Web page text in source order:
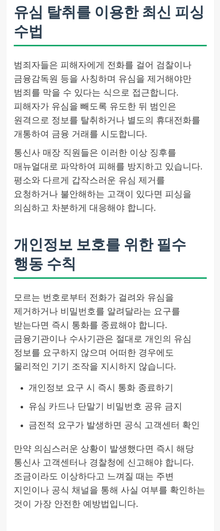
유심 탈취를 이용한 최신 피싱
수법
범죄자들은 피해자에게 전화를 걸어 검찰이나
금융감독원 등을 사칭하며 유심을 제거해야만
범죄를 막을 수 있다는 식으로 접근합니다.
피해자가 유심을 빼도록 유도한 뒤 범인은
원격으로 정보를 탈취하거나 별도의 휴대전화를
개통하여 금융 거래를 시도합니다.
통신사 매장 직원들은 이러한 이상 징후를
매뉴얼대로 파악하여 피해를 방지하고 있습니다.
평소와 다르게 갑작스러운 유심 제거를
요청하거나 불안해하는 고객이 있다면 피싱을
의심하고 차분하게 대응해야 합니다.
개인정보 보호를 위한 필수
행동 수칙
모르는 번호로부터 전화가 걸려와 유심을
제거하거나 비밀번호를 알려달라는 요구를
받는다면 즉시 통화를 종료해야 합니다.
금융기관이나 수사기관은 절대로 개인의 유심
정보를 요구하지 않으며 어떠한 경우에도
물리적인 기기 조작을 지시하지 않습니다.
개인정보 요구 시 즉시 통화 종료하기
유심 카드나 단말기 비밀번호 공유 금지
금전적 요구가 발생하면 공식 고객센터 확인
만약 의심스러운 상황이 발생했다면 즉시 해당
통신사 고객센터나 경찰청에 신고해야 합니다.
조금이라도 이상하다고 느껴질 때는 주변
지인이나 공식 채널을 통해 사실 여부를 확인하는
것이 가장 안전한 예방법입니다.